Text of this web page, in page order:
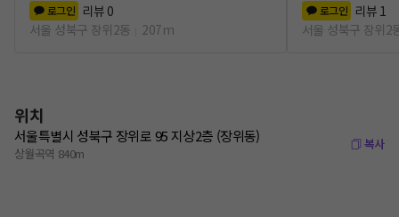
로그인 리뷰 0
서울 성북구 장위2동
207m
로그인 리뷰 1
서울 성북구 장위2
위치
서울특별시 성북구 장위로 95 지상2층 (장위동)
상월곡역 840m
복사